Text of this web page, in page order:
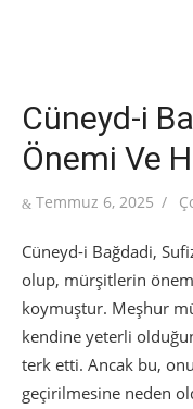
Cüneyd-i
Önemi Ve
Posted
Temmuz 6, 2025
Cüneyd-i Bağdadi,
olup, mürşitlerin
koymuştur. Meşhur
kendine yeterli
terk etti. Ancak bu,
geçirilmesine neden